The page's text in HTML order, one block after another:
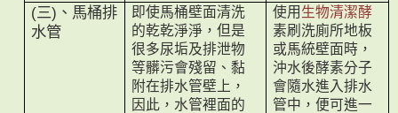
(三) 、馬桶排
水管
即使馬桶壁面清洗
的乾乾淨淨，但是
很多尿垢及排泄物
等髒污會殘留、黏
附在排水管壁上，
因此，水管裡面的
使用生物清潔酵
素刷洗廁所地板
或馬統壁面時，
沖水後酵素分子
會隨水進入排水
管中，便可進一